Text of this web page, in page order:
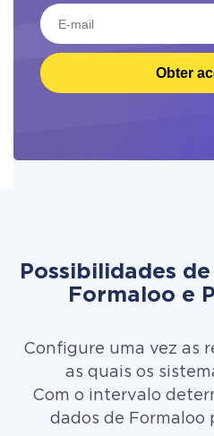
Obter
Possibilidades
Formaloo e
Configure uma vez as
as quais os
Com o intervalo
dados de Formaloo